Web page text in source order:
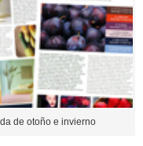
de otoño e invierno